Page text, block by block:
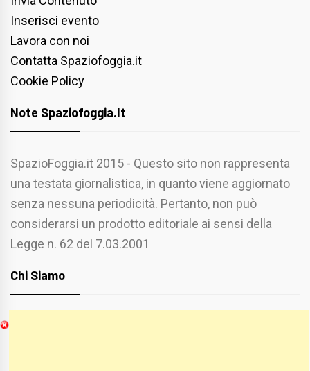
Inserisci evento
Lavora con noi
Contatta Spaziofoggia.it
Cookie Policy
Note Spaziofoggia.it
SpazioFoggia.it 2015 - Questo sito non rappresenta
una testata giornalistica, in quanto viene aggiornato
senza nessuna periodicità. Pertanto, non può
considerarsi un prodotto editoriale ai sensi della
Legge n. 62 del 7.03.2001
Chi Siamo